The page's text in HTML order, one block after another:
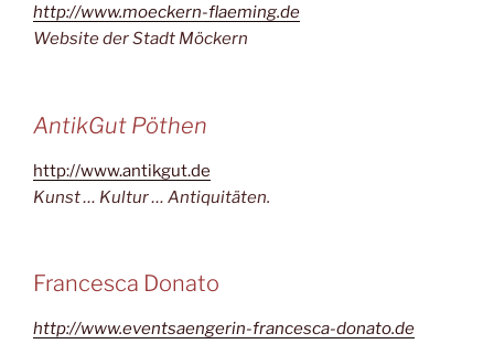
http://www.moeckern-flaeming.de
Website der Stadt Möckern
AntikGut Pöthen
http://www.antikgut.de
Kunst … Kultur … Antiquitäten.
Francesca Donato
http://www.eventsaengerin-francesca-donato.de